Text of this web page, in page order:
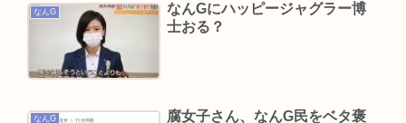
全く出てこない人いるよな🙄
【緊急】少子化の原因、判明するwww
誰でもできる仕事してるやつって死にたくならん
なんG
なんGにハッピージャグラー博
士おる？
なんG
腐女子さん、なんG民をベタ褒